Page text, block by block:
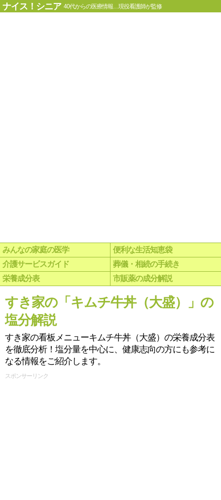
ナイス！シニア 40代からの医療情報…現役看護師が監修
みんなの家庭の医学
便利な生活知恵袋
介護サービスガイド
葬儀・相続の手続き
栄養成分表
市販薬の成分解説
すき家の「キムチ牛丼（大盛）」の
塩分解説
すき家の看板メニューキムチ牛丼（大盛）の栄養成分表
を徹底分析！塩分量を中心に、健康志向の方にも参考に
なる情報をご紹介します。
スポンサーリンク